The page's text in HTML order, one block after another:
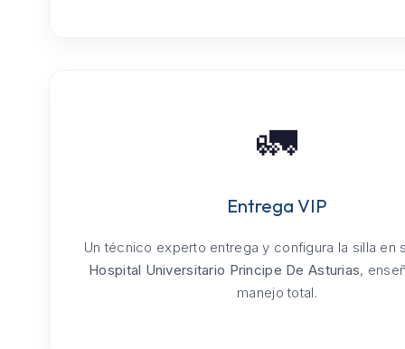
🚛
Entrega VIP
Un técnico experto entrega y configura la silla en
Hospital Universitario Principe De Asturias,
manejo total.